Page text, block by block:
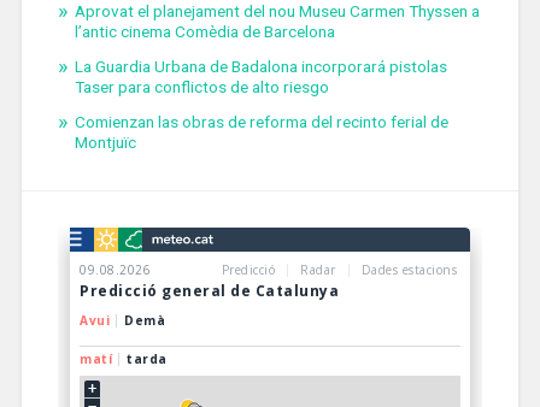
Aprovat el planejament del nou Museu Carmen Thyssen a
l’antic cinema Comèdia de Barcelona
La Guardia Urbana de Badalona incorporará pistolas
Taser para conflictos de alto riesgo
Comienzan las obras de reforma del recinto ferial de
Montjuïc